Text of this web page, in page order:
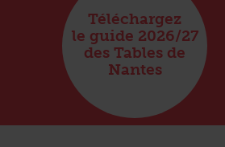
Téléchargez
le guide 2026/27
des Tables de
Nantes